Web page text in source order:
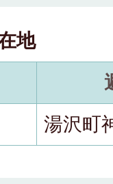
地
湯沢町